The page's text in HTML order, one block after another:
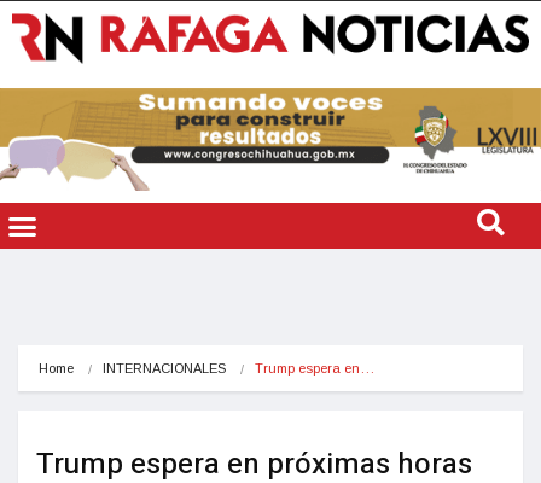
Home INTERNACIONALES Trump espera en…
Trump espera en próximas horas